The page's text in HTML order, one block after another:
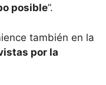
posible”.
también en la
por la